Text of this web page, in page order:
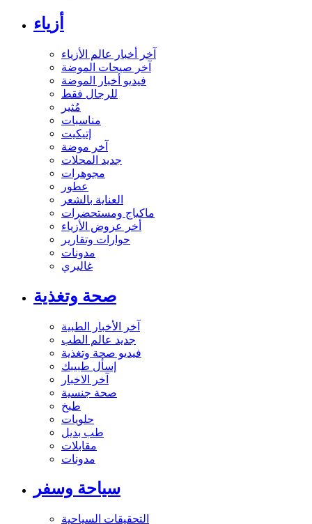
أزياء
آخر أخبار عالم الأزياء
آخر صيحات الموضة
فيديو أخبار الموضة
للرجال فقط
مُثير
مناسبات
إتيكيت
آخر موضة
جديد المحلات
مجوهرات
عطور
العناية بالشعر
ماكياج ومستحضرات
أخر عروض الأزياء
حوارات وتقارير
مدونات
غاليري
صحة وتغذية
آخر الأخبار الطبية
جديد عالم الطب
فيديو صحة وتغذية
إسأل طبيبك
آخر الاخبار
صحة جنسية
طبخ
حلويات
طب بديل
مقابلات
مدونات
سياحة وسفر
التحقيقات السياحية